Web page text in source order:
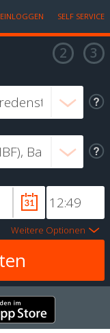
EINLOGGEN SELF SERVICE
Weitere Optionen